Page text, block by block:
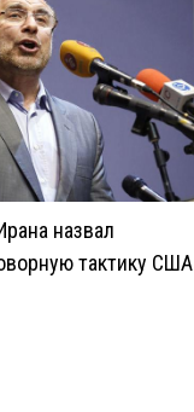
назвал
тактику США